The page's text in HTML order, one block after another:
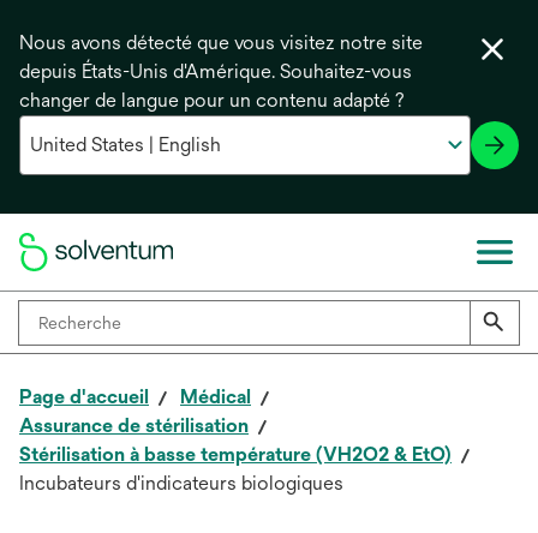
Nous avons détecté que vous visitez notre site
depuis États-Unis d'Amérique. Souhaitez-vous
changer de langue pour un contenu adapté ?
Page d'accueil
Médical
Assurance de stérilisation
Stérilisation à basse température (VH2O2 & EtO)
Incubateurs d'indicateurs biologiques